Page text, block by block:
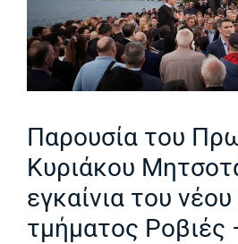
Παρουσία του
Κυριάκου
εγκαίνια του
τμήματος Ροβιές